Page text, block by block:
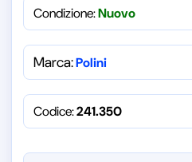
Condizione:Nuovo
Marca:Polini
Codice:241.350